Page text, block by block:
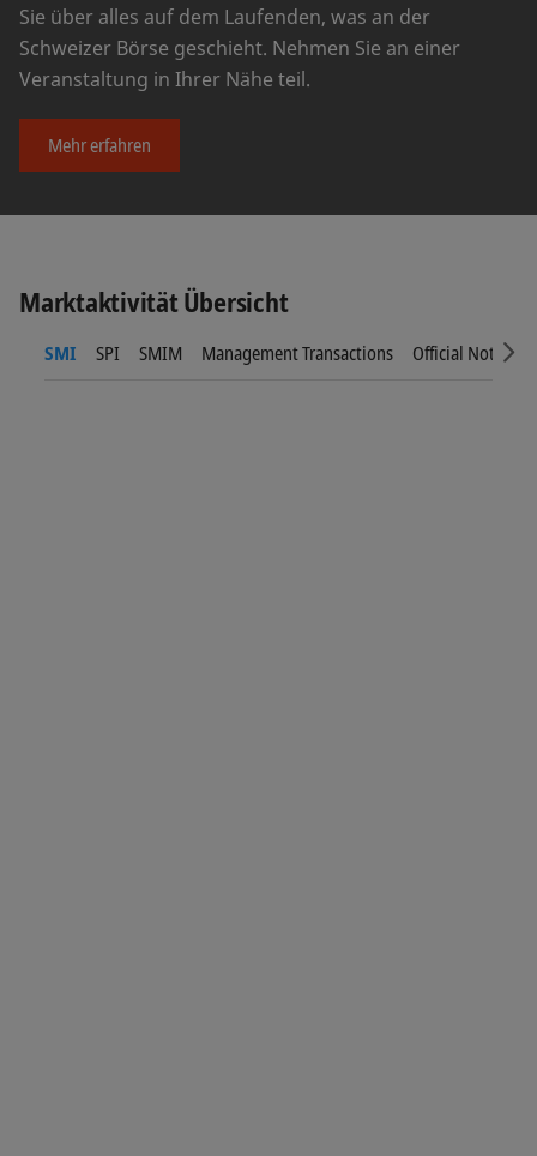
Sie über alles auf dem Laufenden, was an der
Schweizer Börse geschieht. Nehmen Sie an einer
Veranstaltung in Ihrer Nähe teil.
Mehr erfahren
Marktaktivität Übersicht
SMI SPI SMIM Management Transactions Official Notices